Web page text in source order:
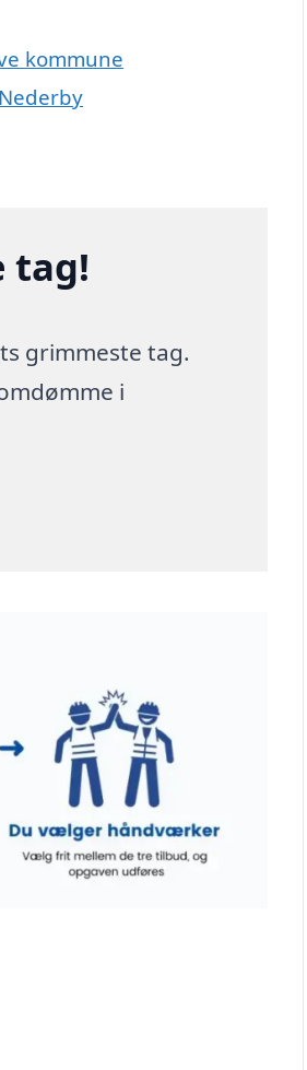
kommune
tag!
grimmeste tag.
i